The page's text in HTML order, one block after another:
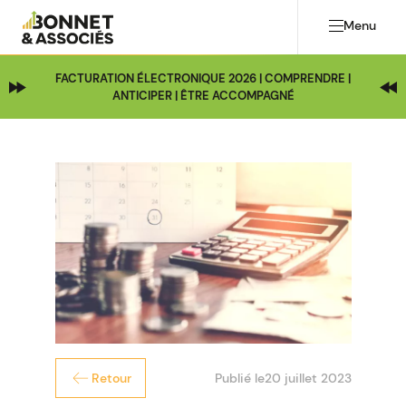
Menu
FACTURATION ÉLECTRONIQUE 2026 | COMPRENDRE |
ANTICIPER | ÊTRE ACCOMPAGNÉ
Retour Publié le20 juillet 2023